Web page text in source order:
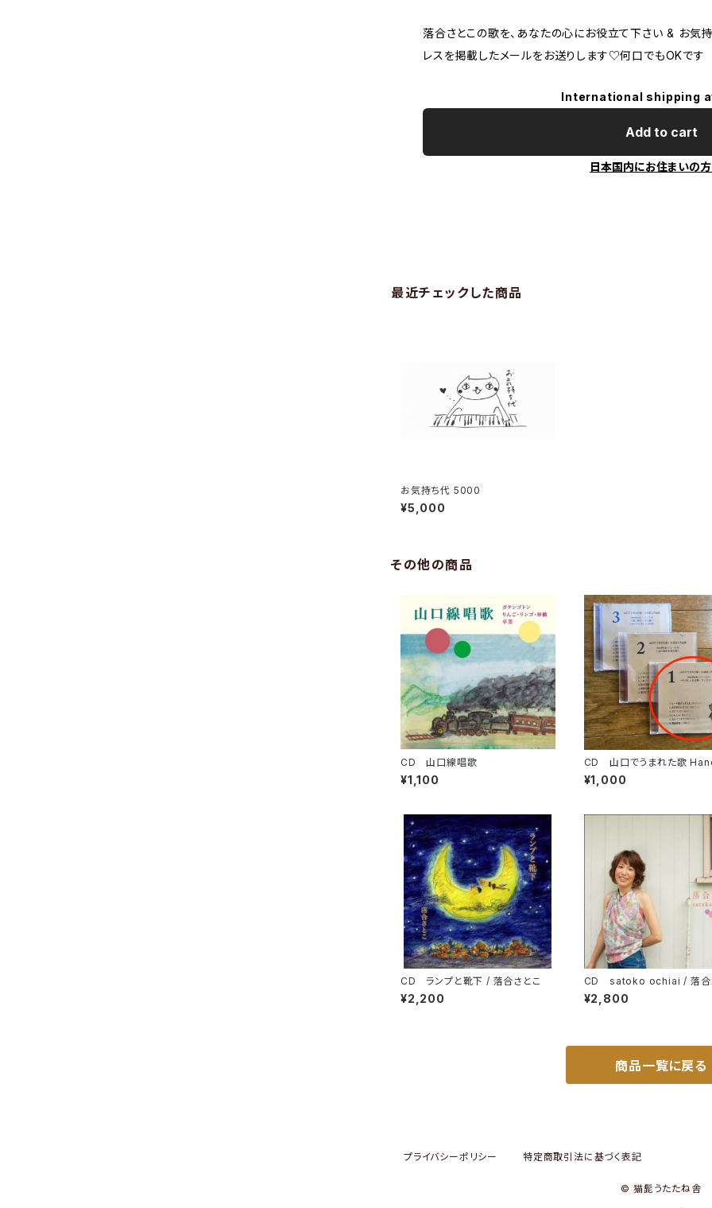
落合さとこの歌を、あなたの心にお役立て下さい & お気
レスを掲載したメールをお送りします♡何口でもOKです
International shipping
Add to cart
日本国内にお住まいの
最近チェックした商品
お気持ち代 5000
¥5,000
その他の商品
CD 山口線唱歌
¥1,100
CD 山口でうまれた歌
deシリーズ #1 ~たのしいお
事・ファミリー編~
¥1,000
CD ランプと靴下 / 落合さとこ
¥2,200
CD satoko ochiai / 落合
¥2,800
商品一覧に戻る
プライバシーポリシー 特定商取引法に基づく表記
© 猫髭うたたね舎